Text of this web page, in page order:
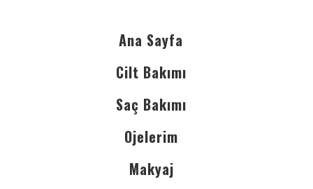
Ana Sayfa
Cilt Bakımı
Saç Bakımı
Ojelerim
Makyaj